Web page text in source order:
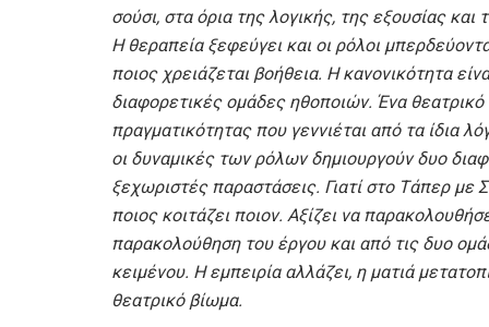
σούσι, στα όρια της λογικής, της εξουσίας
Η θεραπεία ξεφεύγει και οι ρόλοι
ποιος χρειάζεται βοήθεια. Η κανονικότητα
διαφορετικές ομάδες ηθοποιών. Ένα
πραγματικότητας που γεννιέται από τα ίδια
οι δυναμικές των ρόλων δημιουργούν δυο
ξεχωριστές παραστάσεις. Γιατί στο Τάπερ με
ποιος κοιτάζει ποιον. Αξίζει να
παρακολούθηση του έργου και από τις δυο
κειμένου. Η εμπειρία αλλάζει, η ματιά
θεατρικό βίωμα.